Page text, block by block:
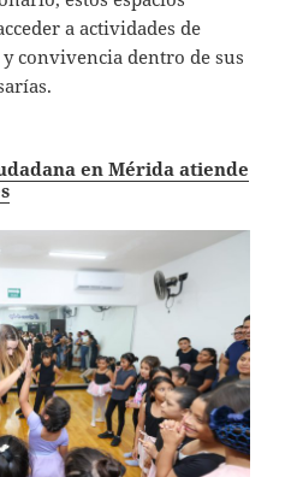
a actividades de
convivencia dentro de sus
en Mérida atiende